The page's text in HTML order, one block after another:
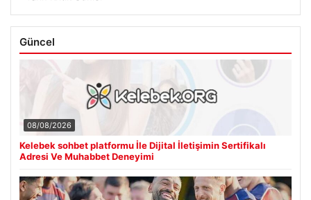
Güncel
08/08/2026
Kelebek sohbet platformu İle Dijital İletişimin Sertifikalı
Adresi Ve Muhabbet Deneyimi